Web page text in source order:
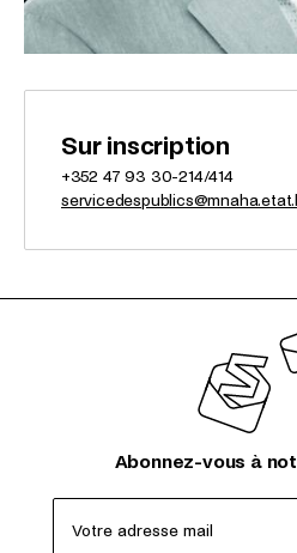
Sur inscription
+352 47 93 30-214/414
Abonnez-vous à
Votre adresse mail